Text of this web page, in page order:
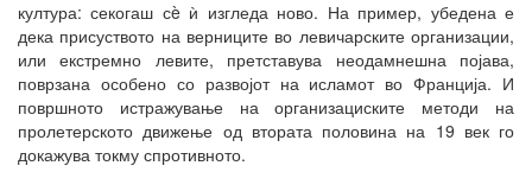
култура: секогаш сè ѝ изгледа ново. На пример, убедена е
дека присуството на верниците во левичарските организации,
или екстремно левите, претставува неодамнешна појава,
поврзана особено со развојот на исламот во Франција. И
површното истражување на организациските методи на
пролетерското движење од втората половина на 19 век го
докажува токму спротивното.